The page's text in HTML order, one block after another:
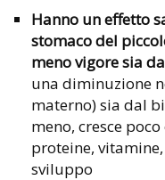
Hanno un effetto
stomaco del
meno vigore sia
una diminuzione
materno) sia dal
meno, cresce
proteine,
sviluppo